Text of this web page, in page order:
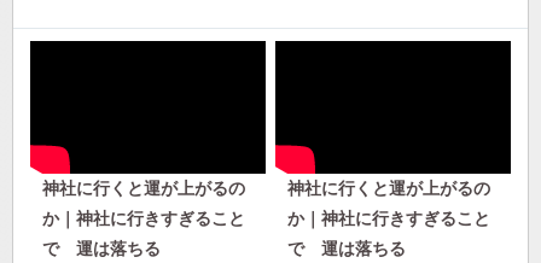
神社に行くと運が上がるの
か｜神社に行きすぎること
で 運は落ちる
神社に行くと運が上がるの
か｜神社に行きすぎること
で 運は落ちる